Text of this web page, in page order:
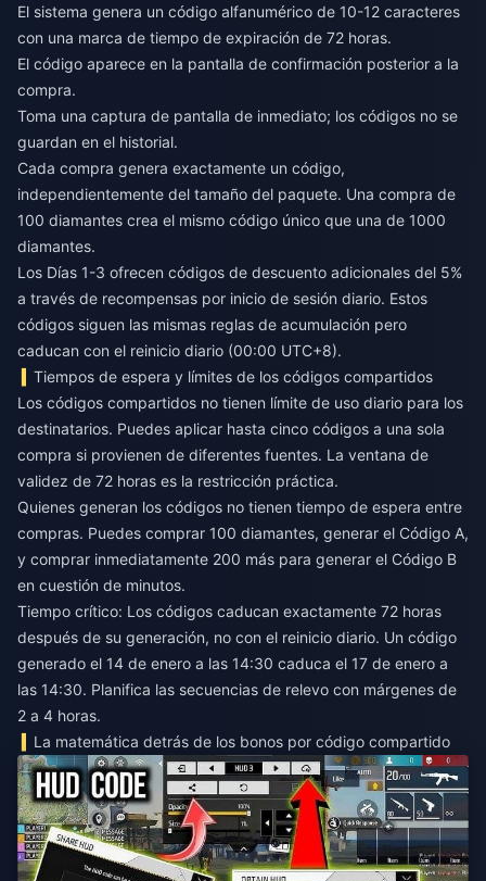
El sistema genera un código alfanumérico de 10-12 caracteres
con una marca de tiempo de expiración de 72 horas.
El código aparece en la pantalla de confirmación posterior a la
compra.
Toma una captura de pantalla de inmediato; los códigos no se
guardan en el historial.
Cada compra genera exactamente un código,
independientemente del tamaño del paquete. Una compra de
100 diamantes crea el mismo código único que una de 1000
diamantes.
Los Días 1-3 ofrecen códigos de descuento adicionales del 5%
a través de recompensas por inicio de sesión diario. Estos
códigos siguen las mismas reglas de acumulación pero
caducan con el reinicio diario (00:00 UTC+8).
Tiempos de espera y límites de los códigos compartidos
Los códigos compartidos no tienen límite de uso diario para los
destinatarios. Puedes aplicar hasta cinco códigos a una sola
compra si provienen de diferentes fuentes. La ventana de
validez de 72 horas es la restricción práctica.
Quienes generan los códigos no tienen tiempo de espera entre
compras. Puedes comprar 100 diamantes, generar el Código A,
y comprar inmediatamente 200 más para generar el Código B
en cuestión de minutos.
Tiempo crítico: Los códigos caducan exactamente 72 horas
después de su generación, no con el reinicio diario. Un código
generado el 14 de enero a las 14:30 caduca el 17 de enero a
las 14:30. Planifica las secuencias de relevo con márgenes de
2 a 4 horas.
La matemática detrás de los bonos por código compartido